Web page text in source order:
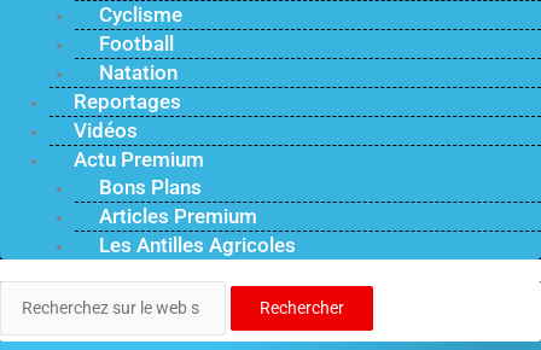
Cyclisme
Football
Natation
Reportages
Vidéos
Actu Premium
Bons Plans
Articles Premium
Les Antilles Agricoles
Rechercher